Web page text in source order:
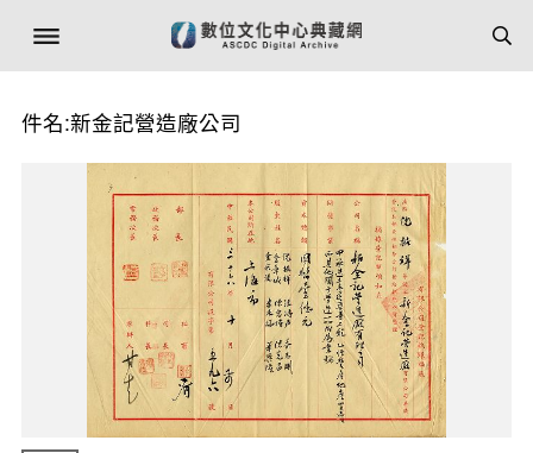
件名:新金記營造廠公司